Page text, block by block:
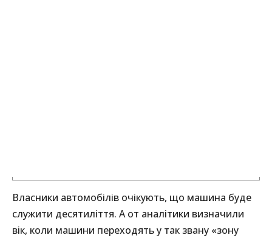
Власники автомобілів очікують, що машина буде
служити десятиліття. А от аналітики визначили
вік, коли машини переходять у так звану «зону